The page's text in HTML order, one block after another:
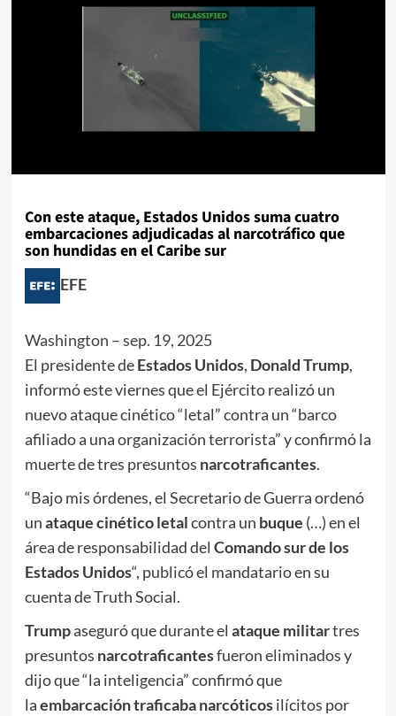
Con este ataque, Estados Unidos suma cuatro
embarcaciones adjudicadas al narcotráfico que
son hundidas en el Caribe sur
EFE
Washington –sep. 19, 2025
El presidente deEstados Unidos, Donald Trump,
informó este viernes que el Ejército realizó un
nuevo ataque cinético “letal” contra un “barco
afiliado a una organización terrorista” y confirmó la
muerte de tres presuntos narcotraficantes.
“Bajo mis órdenes, el Secretario de Guerra ordenó
unataque cinético letalcontra un buque (…) en el
área de responsabilidad del Comando sur de los
Estados Unidos“, publicó el mandatario en su
cuenta de Truth Social.
Trumpaseguró que durante el ataque militartres
presuntos narcotraficantesfueron eliminados y
dijo que “la inteligencia” confirmó que
laembarcación traficaba narcóticosilícitos por